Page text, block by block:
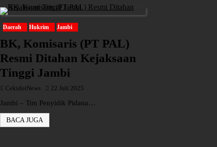
Daerah Hukrim Jambi
BK, Komisaris (PT PAL)
Resmi Ditahan Kejaksaan
Tinggi Jambi
CekidotNews 22 Juli 2025
Jambi – Tim Penyidik Pidana…
BACA JUGA